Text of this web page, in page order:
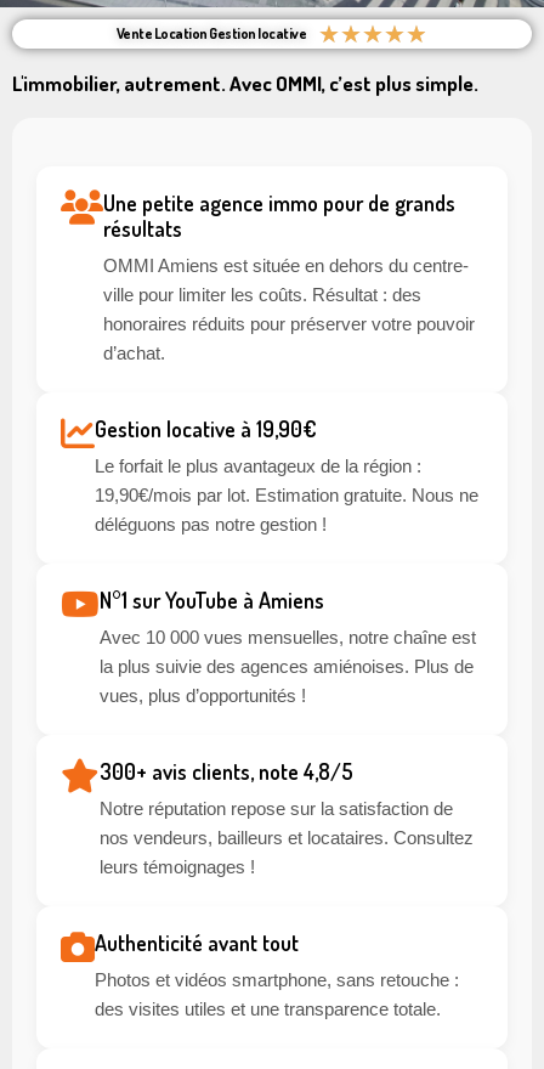
Vente Location Gestion locative ★★★★★
L'immobilier, autrement. Avec OMMI, c’est plus simple.
Une petite agence immo pour de grands
résultats
OMMI Amiens est située en dehors du centre-
ville pour limiter les coûts. Résultat : des
honoraires réduits pour préserver votre pouvoir
d’achat.
Gestion locative à 19,90€
Le forfait le plus avantageux de la région :
19,90€/mois par lot. Estimation gratuite. Nous ne
déléguons pas notre gestion !
N°1 sur YouTube à Amiens
Avec 10 000 vues mensuelles, notre chaîne est
la plus suivie des agences amiénoises. Plus de
vues, plus d’opportunités !
300+ avis clients, note 4,8/5
Notre réputation repose sur la satisfaction de
nos vendeurs, bailleurs et locataires. Consultez
leurs témoignages !
Authenticité avant tout
Photos et vidéos smartphone, sans retouche :
des visites utiles et une transparence totale.